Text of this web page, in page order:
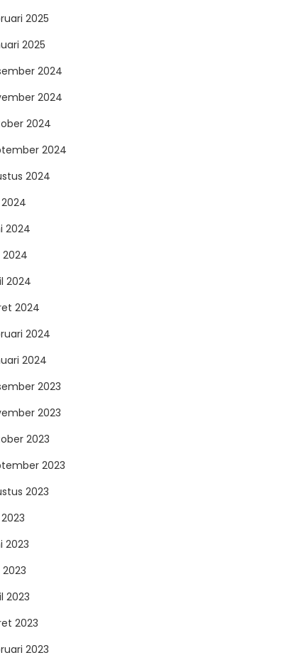
2025
2025
2024
2024
2024
2024
2024
2024
2024
2024
2024
2024
2024
2023
2023
2023
2023
2023
2023
2023
2023
2023